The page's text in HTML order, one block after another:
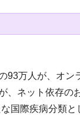
93万人が、オ
ネット依存の
国際疾病分類